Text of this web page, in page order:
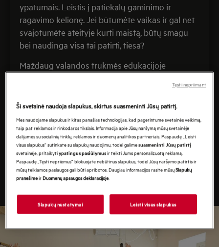
ypatumais. Leistis į patiekalų gaminimo ir
ragavimo kelionę. Jei būtumėte vaikas ir gal net
svajotumėte ateityje kurti maistą, būtų smagu
bei naudinga visa tai patirti, tiesa?
Maždaug valandos trukmės edukacijoje
ką reiškia būti patiekalų meistru ir kaip atrodo
restorano veiklos kasdienybė. O pažintį su
pagrindine virtuve, galimybę iki soties
pasmalsauti užduodant klausimus
D. Praspaliauskui, užkandžio ir deserto gamybos
parodymą bei jų degustacijas vainikuoja maloni
staigmena – kiekvienam įteikiamas AEG dovanų
rinkinys.
Ši svetainė naudoja slapukus, skirtus suasmeninti Jūsų patirtį.
Mes naudojame slapukus ir kitas panašias technologijas, kad pagerintume svetainės veikimą,
taip pat reklamos ir rinkodaros tikslais. Informacija apie Jūsų naršymą mūsų svetainėje
dalijamės su socialinių tinklų, reklamos ir duomenų analitikos partneriais. Paspaudę „Leisti
visus slapukus“ sutinkate su slapukų naudojimu, todėl galimesuasmeninti Jūsų patirtį
svetainėje, pritaikytiypatingus pasiūlymusir teikti Jums personalizuotą reklamą.
Paspaudę „Tęsti nepriėmus“ blokuojate nebūtinus slapukus, todėl Jūsų naršymo patirtis ir
mūsų teikiamos paslaugos gali būti apribotos. Daugiau informacijos rasite mūsųSlapukų
pranešimeirDuomenų apsaugos deklaracijoje.
Slapukų nustatymai Leisti visus slapukus
Tęsti nepriimant